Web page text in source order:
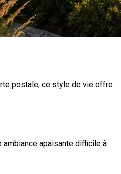
postale, ce style de vie offre
ambiance apaisante difficile à